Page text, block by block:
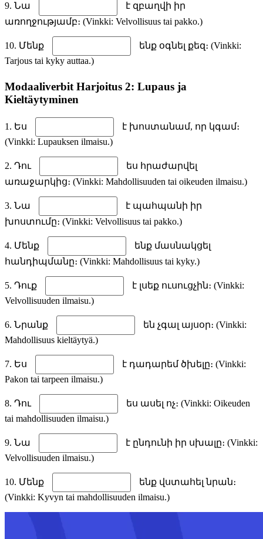
9. Նա
է զբաղվի իր
առողջությամբ։ (Vinkki: Velvollisuus tai pakko.)
10. Մենք
ենք օգնել քեզ։ (Vinkki:
Tarjous tai kyky auttaa.)
Modaaliverbit Harjoitus 2: Lupaus ja
Kieltäytyminen
1. Ես
է խոստանամ, որ կգամ։
(Vinkki: Lupauksen ilmaisu.)
2. Դու
ես հրաժարվել
առաջարկից։ (Vinkki: Mahdollisuuden tai oikeuden ilmaisu.)
3. Նա
է պահպանի իր
խոստումը։ (Vinkki: Velvollisuus tai pakko.)
4. Մենք
ենք մասնակցել
հանդիպմանը։ (Vinkki: Mahdollisuus tai kyky.)
5. Դուք
է լսեք ուսուցչին։ (Vinkki:
Velvollisuuden ilmaisu.)
6. Նրանք
են չգալ այսօր։ (Vinkki:
Mahdollisuus kieltäytyä.)
7. Ես
է դադարեմ ծխելը։ (Vinkki:
Pakon tai tarpeen ilmaisu.)
8. Դու
ես ասել ոչ։ (Vinkki: Oikeuden
tai mahdollisuuden ilmaisu.)
9. Նա
է ընդունի իր սխալը։ (Vinkki:
Velvollisuuden ilmaisu.)
10. Մենք
ենք վստահել նրան։
(Vinkki: Kyvyn tai mahdollisuuden ilmaisu.)